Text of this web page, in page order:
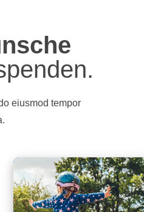
eiusmod tempor